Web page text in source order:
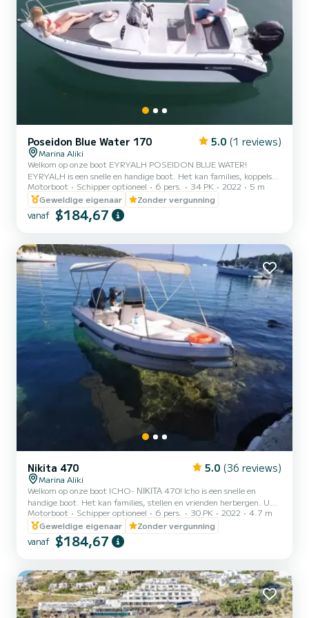
Poseidon Blue Water 170 5.0 (1 reviews)
Marina Aliki
Welkom op onze boot EYRYALH POSEIDON BLUE WATER!
EYRYALH is een snelle en handige boot. Het kan families, koppels
en vrienden ontvangen. U heeft de mogelijkheid om alle mooie en
verborgen stranden rond Paros te zien. We kijken ernaar uit om u te
verwelkomen op onze boot!
Motorboot Schipper optioneel 6 pers. 34 PK 2022
5 m
Geweldige eigenaar
Zonder vergunning
vanaf $184,67
Nikita 470 5.0 (36 reviews)
Marina Aliki
Welkom op onze boot ICHO- ΝΙΚΙΤΑ 470! Icho is een snelle en
handige boot. Het kan families, stellen en vrienden herbergen. U
heeft de mogelijkheid om alle mooie en verborgen stranden rond
Paros te zien. We kijken ernaar uit u te verwelkomen op onze boot!
Motorboot Schipper optioneel 6 pers. 30 PK 2022
4.7 m
Geweldige eigenaar
Zonder vergunning
vanaf $184,67